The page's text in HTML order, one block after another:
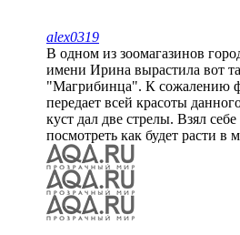
alex0319
В одном из зоомагазинов
имени Ирина вырастила вот
"Магрибинца". К сожалению
передает всей красоты
куст дал две стрелы. Взял
посмотреть как будет расти в